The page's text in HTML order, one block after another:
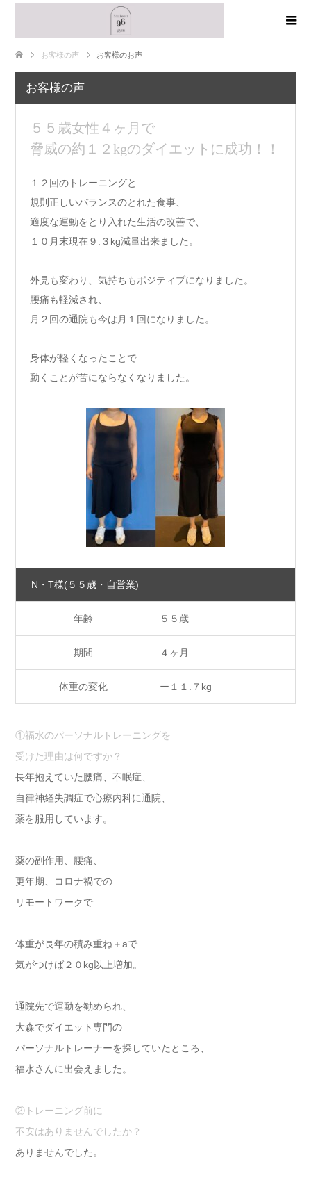
お客様の声 お客様のお声
お客様の声
５５歳女性４ヶ月で
脅威の約１２kgのダイエットに成功！！
１２回のトレーニングと
規則正しいバランスのとれた食事、
適度な運動をとり入れた生活の改善で、
１０月末現在９.３kg減量出来ました。
外見も変わり、気持ちもポジティブになりました。
腰痛も軽減され、
月２回の通院も今は月１回になりました。
身体が軽くなったことで
動くことが苦にならなくなりました。
N・T様(５５歳・自営業)
年齢 ５５歳
期間 ４ヶ月
体重の変化 ー１１.７kg
①福水のパーソナルトレーニングを
受けた理由は何ですか？
長年抱えていた腰痛、不眠症、
自律神経失調症で心療内科に通院、
薬を服用しています。
薬の副作用、腰痛、
更年期、コロナ禍での
リモートワークで
体重が長年の積み重ね＋aで
気がつけば２０kg以上増加。
通院先で運動を勧められ、
大森でダイエット専門の
パーソナルトレーナーを探していたところ、
福水さんに出会えました。
②トレーニング前に
不安はありませんでしたか？
ありませんでした。